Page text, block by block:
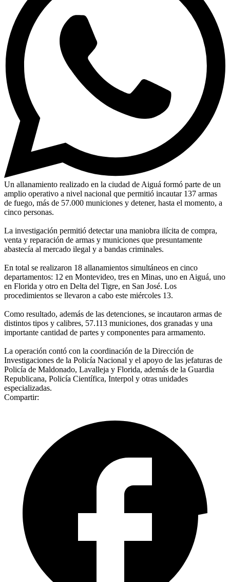
Un allanamiento realizado en la ciudad de Aiguá formó parte de un
amplio operativo a nivel nacional que permitió incautar 137 armas
de fuego, más de 57.000 municiones y detener, hasta el momento, a
cinco personas.
La investigación permitió detectar una maniobra ilícita de compra,
venta y reparación de armas y municiones que presuntamente
abastecía al mercado ilegal y a bandas criminales.
En total se realizaron 18 allanamientos simultáneos en cinco
departamentos: 12 en Montevideo, tres en Minas, uno en Aiguá, uno
en Florida y otro en Delta del Tigre, en San José. Los
procedimientos se llevaron a cabo este miércoles 13.
Como resultado, además de las detenciones, se incautaron armas de
distintos tipos y calibres, 57.113 municiones, dos granadas y una
importante cantidad de partes y componentes para armamento.
La operación contó con la coordinación de la Dirección de
Investigaciones de la Policía Nacional y el apoyo de las jefaturas de
Policía de Maldonado, Lavalleja y Florida, además de la Guardia
Republicana, Policía Científica, Interpol y otras unidades
especializadas.
Compartir: